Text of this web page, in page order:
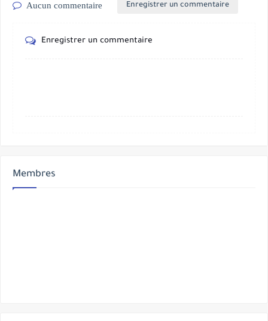
Aucun commentaire Enregistrer un commentaire
Enregistrer un commentaire
Membres